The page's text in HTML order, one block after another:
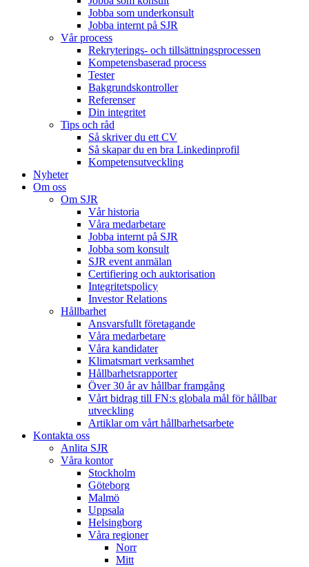
Jobba som underkonsult
Jobba internt på SJR
Vår process
Rekryterings- och tillsättningsprocessen
Kompetensbaserad process
Tester
Bakgrundskontroller
Referenser
Din integritet
Tips och råd
Så skriver du ett CV
Så skapar du en bra Linkedinprofil
Kompetensutveckling
Nyheter
Om oss
Om SJR
Vår historia
Våra medarbetare
Jobba internt på SJR
Jobba som konsult
SJR event anmälan
Certifiering och auktorisation
Integritetspolicy
Investor Relations
Hållbarhet
Ansvarsfullt företagande
Våra medarbetare
Våra kandidater
Klimatsmart verksamhet
Hållbarhetsrapporter
Över 30 år av hållbar framgång
Vårt bidrag till FN:s globala mål för hållbar
utveckling
Artiklar om vårt hållbarhetsarbete
Kontakta oss
Anlita SJR
Våra kontor
Stockholm
Göteborg
Malmö
Uppsala
Helsingborg
Våra regioner
Norr
Mitt